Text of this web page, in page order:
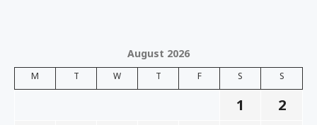
August 2026
M T W T F S S
1
2